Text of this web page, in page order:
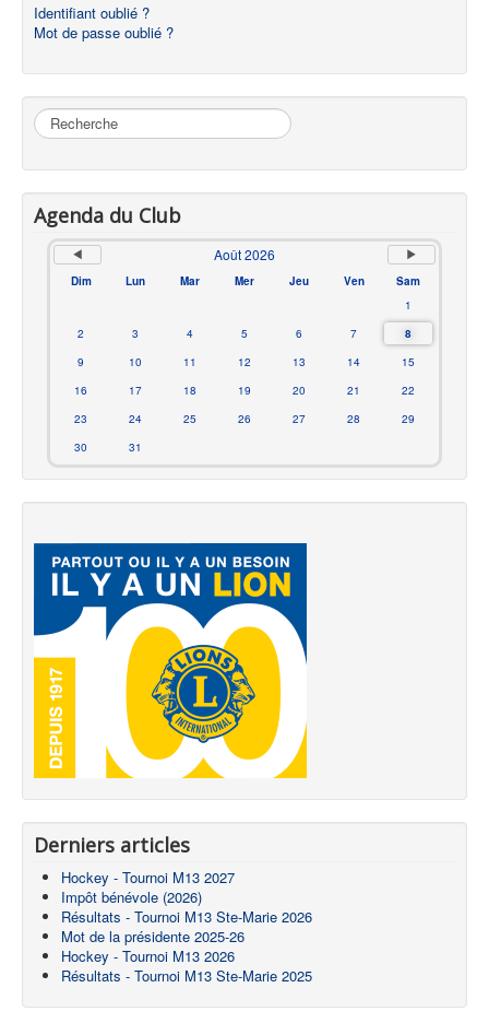
Identifiant oublié ?
Mot de passe oublié ?
Rechercher
Agenda du Club
Août 2026
Dim Lun Mar Mer Jeu Ven
Sam
1
2
3 4 5 6 7
8
9
10 11 12 13 14
15
16
17 18 19 20 21
22
23
24 25 26 27 28
29
30
31
Derniers articles
Hockey - Tournoi M13 2027
Impôt bénévole (2026)
Résultats - Tournoi M13 Ste-Marie 2026
Mot de la présidente 2025-26
Hockey - Tournoi M13 2026
Résultats - Tournoi M13 Ste-Marie 2025